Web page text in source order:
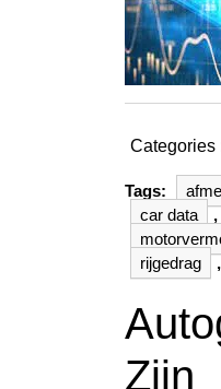
Categories
Tags:
car data
,
rijgedrag
,
Zijn